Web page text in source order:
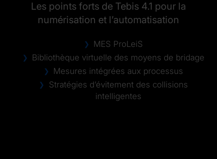
Les points forts de Tebis 4.1 pour la
numérisation et l’automatisation
MES ProLeiS
Bibliothèque virtuelle des moyens de bridage
Mesures intégrées aux processus
Stratégies d’évitement des collisions
intelligentes